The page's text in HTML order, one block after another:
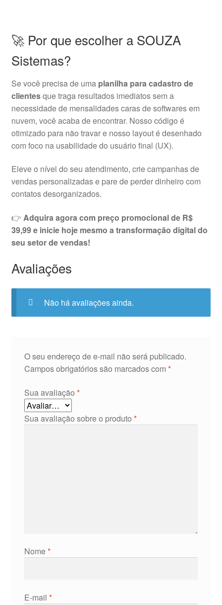
🚀 Por que escolher a SOUZA
Sistemas?
Se você precisa de uma planilha para cadastro de
clientesque traga resultados imediatos sem a
necessidade de mensalidades caras de softwares em
nuvem, você acaba de encontrar. Nosso código é
otimizado para não travar e nosso layout é desenhado
com foco na usabilidade do usuário final (UX).
Eleve o nível do seu atendimento, crie campanhas de
vendas personalizadas e pare de perder dinheiro com
contatos desorganizados.
👉 Adquira agora com preço promocional de R$
39,99 e inicie hoje mesmo a transformação digital do
seu setor de vendas!
Avaliações
Não há avaliações ainda.
O seu endereço de e-mail não será publicado.
Campos obrigatórios são marcados com *
Sua avaliação *
Sua avaliação sobre o produto *
Nome*
E-mail *